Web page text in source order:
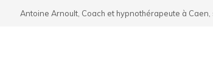
Antoine Arnoult, Coach et hypnothérapeute à